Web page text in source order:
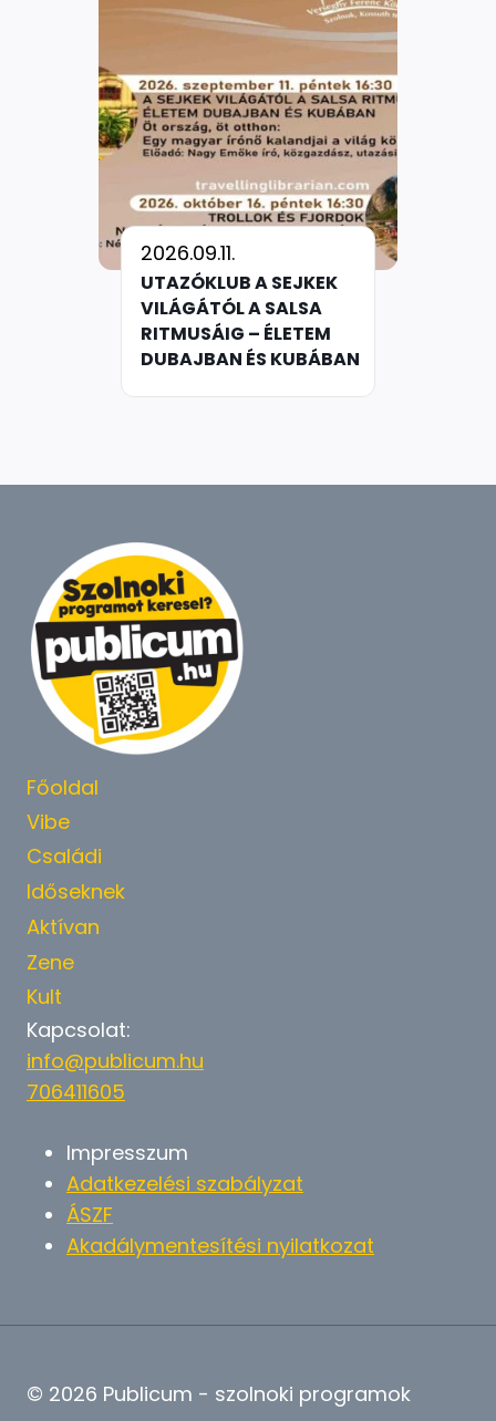
2026.09.11.
UTAZÓKLUB A SEJKEK
VILÁGÁTÓL A SALSA
RITMUSÁIG – ÉLETEM
DUBAJBAN ÉS KUBÁBAN
Főoldal
Vibe
Családi
Időseknek
Aktívan
Zene
Kult
Kapcsolat:
info@publicum.hu
706411605
Impresszum
Adatkezelési szabályzat
ÁSZF
Akadálymentesítési nyilatkozat
© 2026 Publicum - szolnoki programok